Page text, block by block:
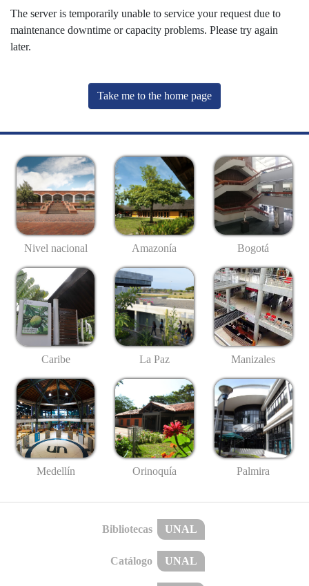
The server is temporarily unable to service your request due to
maintenance downtime or capacity problems. Please try again
later.
Take me to the home page
Nivel nacional Amazonía Bogotá
Caribe La Paz Manizales
Medellín Orinoquía Palmira
Bibliotecas UNAL
Catálogo UNAL